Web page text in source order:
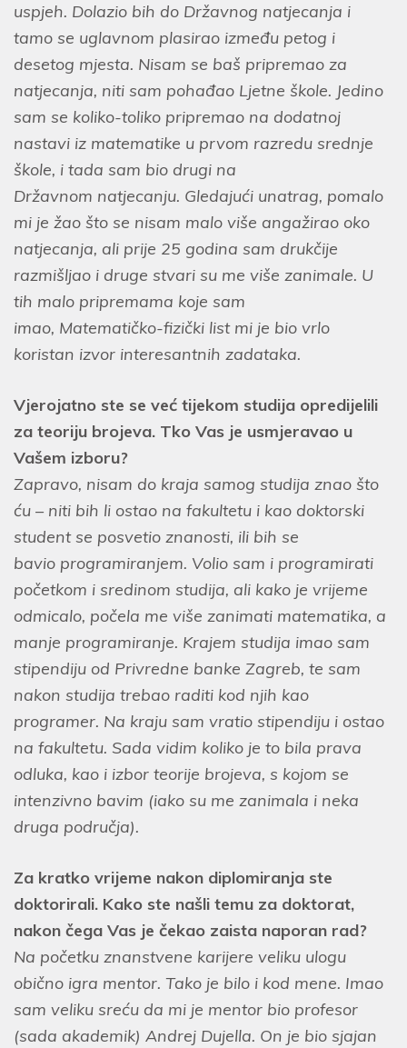
uspjeh. Dolazio bih do Državnog natjecanja i
tamo se uglavnom plasirao između petog i
desetog mjesta. Nisam se baš pripremao za
natjecanja, niti sam pohađao Ljetne škole. Jedino
sam se koliko-toliko pripremao na dodatnoj
nastavi iz matematike u prvom razredu srednje
škole, i tada sam bio drugi na
Državnom natjecanju. Gledajući unatrag, pomalo
mi je žao što se nisam malo više angažirao oko
natjecanja, ali prije 25 godina sam drukčije
razmišljao i druge stvari su me više zanimale. U
tih malo pripremama koje sam
imao, Matematičko-fizički list mi je bio vrlo
koristan izvor interesantnih zadataka.
Vjerojatno ste se već tijekom studija opredijelili
za teoriju brojeva. Tko Vas je usmjeravao u
Vašem izboru?
Zapravo, nisam do kraja samog studija znao što
ću – niti bih li ostao na fakultetu i kao doktorski
student se posvetio znanosti, ili bih se
bavio programiranjem. Volio sam i programirati
početkom i sredinom studija, ali kako je vrijeme
odmicalo, počela me više zanimati matematika, a
manje programiranje. Krajem studija imao sam
stipendiju od Privredne banke Zagreb, te sam
nakon studija trebao raditi kod njih kao
programer. Na kraju sam vratio stipendiju i ostao
na fakultetu. Sada vidim koliko je to bila prava
odluka, kao i izbor teorije brojeva, s kojom se
intenzivno bavim (iako su me zanimala i neka
druga područja).
Za kratko vrijeme nakon diplomiranja ste
doktorirali. Kako ste našli temu za doktorat,
nakon čega Vas je čekao zaista naporan rad?
Na početku znanstvene karijere veliku ulogu
obično igra mentor. Tako je bilo i kod mene. Imao
sam veliku sreću da mi je mentor bio profesor
(sada akademik) Andrej Dujella. On je bio sjajan